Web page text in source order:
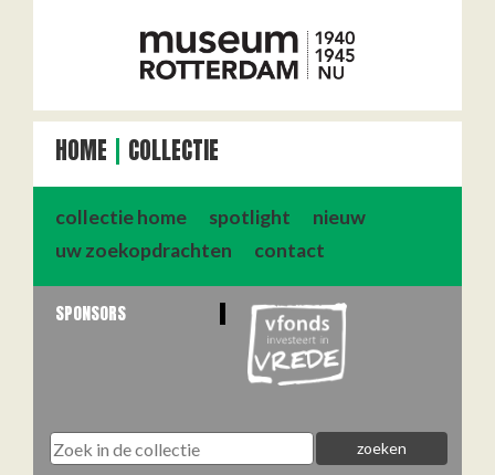
HOME COLLECTIE
collectie home spotlight
nieuw
uw zoekopdrachten
contact
SPONSORS